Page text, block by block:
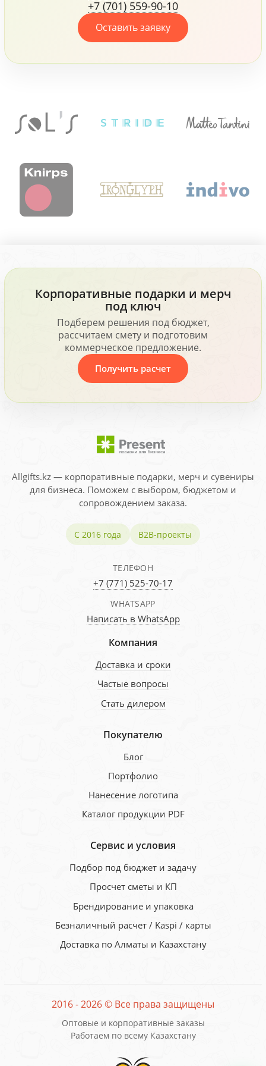
своих сотрудников.
+7 (701) 559-90-10
Оставить заявку
Корпоративные подарки и мерч
под ключ
Подберем решения под бюджет,
рассчитаем смету и подготовим
коммерческое предложение.
Получить расчет
Allgifts.kz — корпоративные подарки, мерч и сувениры
для бизнеса. Поможем с выбором, бюджетом и
сопровождением заказа.
С 2016 года B2B-проекты
ТЕЛЕФОН
+7 (771) 525-70-17
WHATSAPP
Написать в WhatsApp
Компания
Доставка и сроки
Частые вопросы
Стать дилером
Покупателю
Блог
Портфолио
Нанесение логотипа
Каталог продукции PDF
Сервис и условия
Подбор под бюджет и задачу
Просчет сметы и КП
Брендирование и упаковка
Безналичный расчет / Kaspi / карты
Доставка по Алматы и Казахстану
2016 - 2026 © Все права защищены
Оптовые и корпоративные заказы
Работаем по всему Казахстану